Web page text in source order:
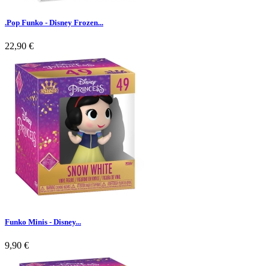
.Pop Funko - Disney Frozen...
22,90 €
Funko Minis - Disney...
9,90 €